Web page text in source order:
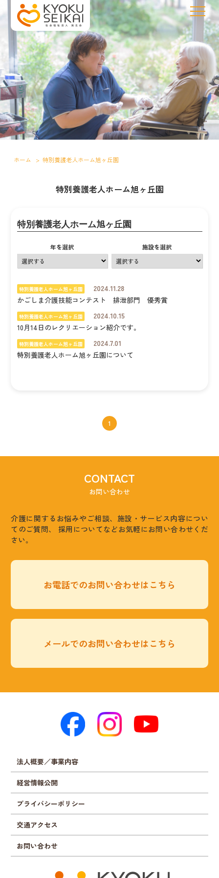
ホーム > 特別養護老人ホーム旭ヶ丘園
特別養護老人ホーム旭ヶ丘園
特別養護老人ホーム旭ヶ丘園
年を選択 施設を選択
特別養護老人ホーム旭ヶ丘園
2024.11.28
かごしま介護技能コンテスト 排泄部門 優秀賞
特別養護老人ホーム旭ヶ丘園
2024.10.15
10月14日のレクリエーション紹介です。
特別養護老人ホーム旭ヶ丘園
2024.7.01
特別養護老人ホーム旭ヶ丘園について
1
CONTACT
お問い合わせ
介護に関するお悩みやご相談、施設・サービス内容につい
てのご質問、
採用についてなどお気軽にお問い合わせくだ
さい。
お電話でのお問い合わせはこちら
メールでのお問い合わせはこちら
法人概要／事業内容
経営情報公開
プライバシーポリシー
交通アクセス
お問い合わせ